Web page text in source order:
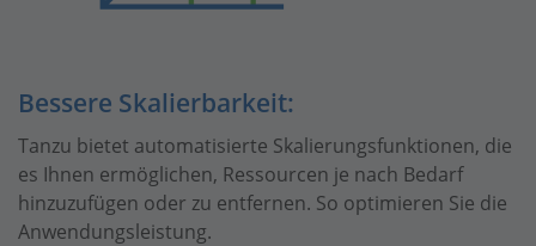
Bessere Skalierbarkeit:
Tanzu bietet automatisierte Skalierungsfunktionen, die
es Ihnen ermöglichen, Ressourcen je nach Bedarf
hinzuzufügen oder zu entfernen. So optimieren Sie die
Anwendungsleistung.